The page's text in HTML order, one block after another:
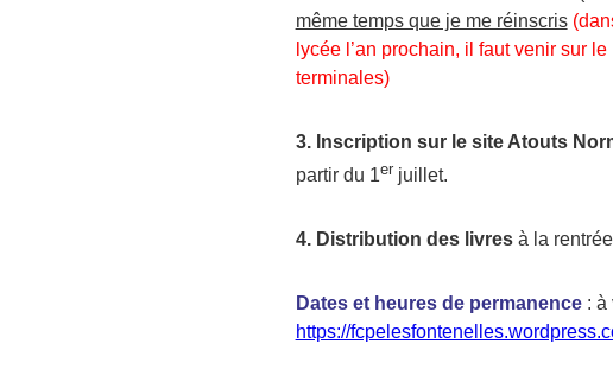
même temps que je me réinscris
lycée l’an prochain, il faut venir sur
terminales)
3. Inscription sur le site Atouts
partir du 1er juillet.
4. Distribution des livresà la rentrée
Dates et heures de permanence : à
https://